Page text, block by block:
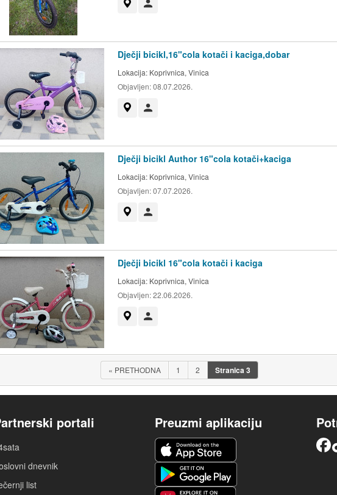
Dječji bicikl,16"cola kotači i kaciga,dobar
Lokacija: Koprivnica, Vinica
Objavljen:08.07.2026.
Dječji bicikl Author 16"cola kotači+kaciga
Lokacija: Koprivnica, Vinica
Objavljen:07.07.2026.
Dječji bicikl 16"cola kotači i kaciga
Lokacija: Koprivnica, Vinica
Objavljen:22.06.2026.
« PRETHODNA 1 2 Stranica3
portali
dnevnik
list
Preuzmi aplikaciju